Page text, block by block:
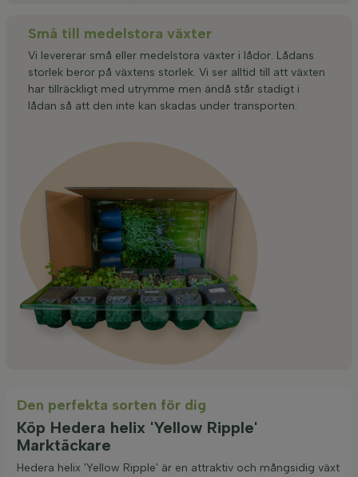
Små till medelstora växter
Vi levererar små eller medelstora växter i lådor. Lådans
storlek beror på växtens storlek. Vi ser alltid till att växten
har tillräckligt med utrymme men ändå står stadigt i
lådan så att den inte kan skadas under transporten.
Den perfekta sorten för dig
Köp Hedera helix 'Yellow Ripple'
Marktäckare
Hedera helix 'Yellow Ripple' är en attraktiv och mångsidig växt